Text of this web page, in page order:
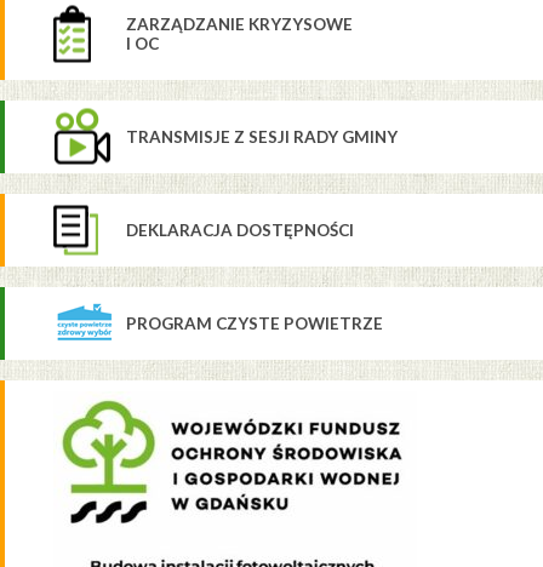
ZARZĄDZANIE KRYZYSOWE
I OC
TRANSMISJE Z SESJI RADY GMINY
DEKLARACJA DOSTĘPNOŚCI
PROGRAM CZYSTE POWIETRZE